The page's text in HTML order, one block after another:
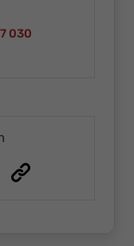
030
Link